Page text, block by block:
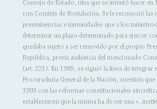
Consejo de Estado, idea que se intentó hacer en
con Comités de Postulación. Se le reconoció las
preeminencias e inmunidades que a los
determinar un plazo determinado para ejercer
quedaba sujeto a ser removido por el propio
República, previa audiencia del mencionado
(art. 221). En 1985, se siguió la línea de integrar
Procuraduría General de la Nación, cuestión
1993 con las reformas constitucionales
establecieron que la misma ha de ser una